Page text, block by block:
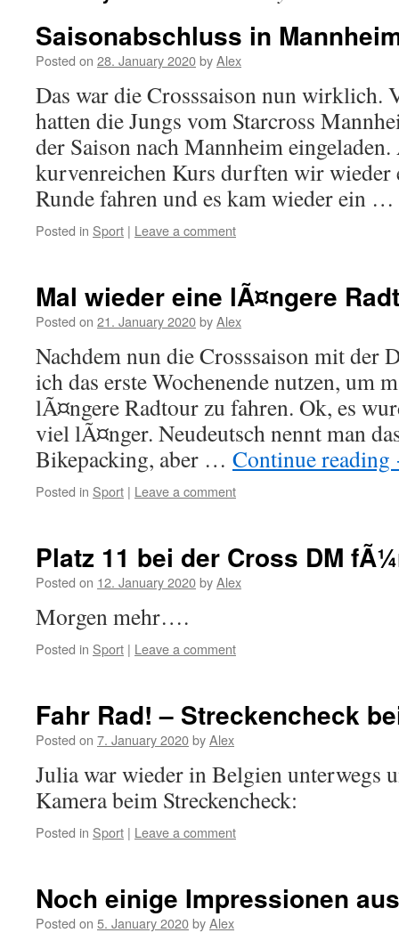
Saisonabschluss in
Posted on 28. January 2020byAlex
Das war die Crosssaison nun wirklich.
hatten die Jungs vom Starcross
der Saison nach Mannheim
kurvenreichen Kurs durften wir wieder
Runde fahren und es kam wieder ein …
Posted in Sport | Leave a comment
Mal wieder eine lÃ¤ngere
Posted on 21. January 2020byAlex
Nachdem nun die Crosssaison mit der
ich das erste Wochenende nutzen, um
lÃ¤ngere Radtour zu fahren. Ok, es
viel lÃ¤nger. Neudeutsch nennt man
Bikepacking, aber … Continue reading
Posted in Sport | Leave a comment
Platz 11 bei der Cross DM
Posted on 12. January 2020byAlex
Morgen mehr….
Posted in Sport | Leave a comment
Fahr Rad! – Streckencheck
Posted on 7. January 2020byAlex
Julia war wieder in Belgien unterwegs
Kamera beim Streckencheck:
Posted in Sport | Leave a comment
Noch einige Impressionen
Posted on 5. January 2020byAlex